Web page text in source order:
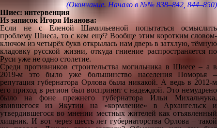
(Окончание. Начало в №№ 838–842, 844–850)
Шиес: интервенция
Из записок Игоря Иванова:
Если не с Еленой Шамильевной попытаться осмыслить
проблему Шиеса, то с кем ещё? Вообще этим коротким словом-
ключом из четырёх букв открылась нам дверь в затхлую, тёмную
кладовку русской жизни, откуда гниение распространяется по
Руси уже не одно столетие.
Среди противников строительства могильника в Шиесе – а в
2019-м это было уже большинство населения Поморья –
репутация губернатора Орлова была никакой. А ведь в 2012-м
его приход в регион был воспринят с надеждой. Это немудрено
было на фоне прежнего губернатора Ильи Михальчука,
явившегося из Якутии на «кормление» в Архангельск и
утвердившегося во мнении местных жителей как отъявленный
хищник. И вот через шесть лет губернаторства Орлова – такой